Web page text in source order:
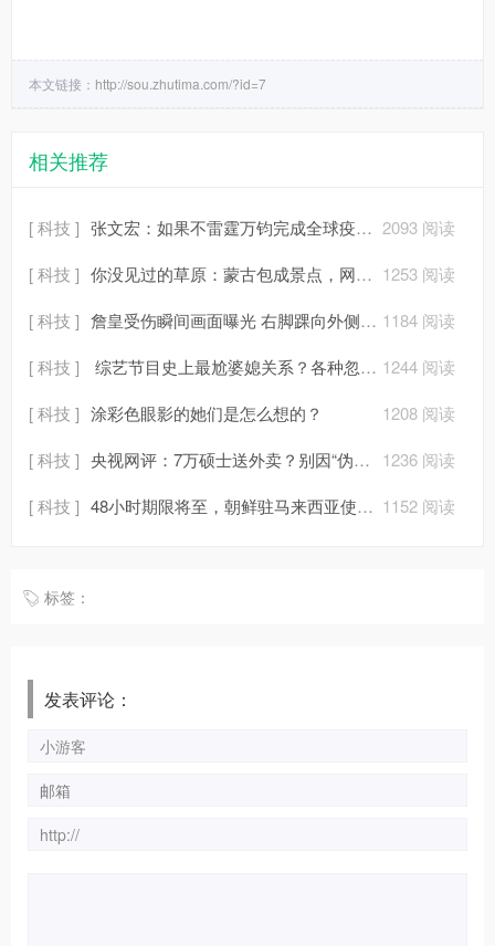
本文链接： http://sou.zhutima.com/?id=7
相关推荐
2093 阅读
[ 科技 ] 张文宏：如果不雷霆万钧完成全球疫苗接种，新冠将永远存在
1253 阅读
[ 科技 ] 你没见过的草原：蒙古包成景点，网络神曲响起
1184 阅读
[ 科技 ] 詹皇受伤瞬间画面曝光 右脚踝向外侧翻转近70度
1244 阅读
[ 科技 ]
综艺节目史上最尬婆媳关系？各种忽视＋嫌弃
1208 阅读
[ 科技 ] 涂彩色眼影的她们是怎么想的？
1236 阅读
[ 科技 ] 央视网评：7万硕士送外卖？别因“伪焦虑”而瞎焦虑
1152 阅读
[ 科技 ] 48小时期限将至，朝鲜驻马来西亚使馆人员准备离境
标签：
发表评论：